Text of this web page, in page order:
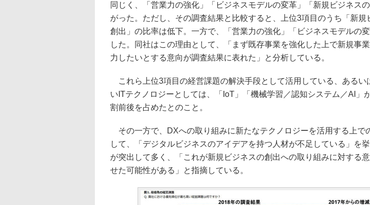
同じく、「営業力の強化」「ビジネスモデルの変革」「新規ビジネス
がった。ただし、その調査結果と比較すると、上位3項目のうち「新規
創出」の比率は低下。一方で、「営業力の強化」「ビジネスモデルの
した。同社はこの理由として、「まず既存事業を強化した上で新規事
力したいとする意向が調査結果に表れた」と分析している。
これら上位3項目の経営課題の解決手段として活用している、あるい
いITテクノロジーとしては、「IoT」「機械学習／認知システム／AI」
割前後を占めたとのこと。
その一方で、DXへの取り組みに新たなテクノロジーを活用する上で
して、「デジタルビジネスのアイデアを持つ人材が不足している」を
が突出して多く、「これが新規ビジネスの創出への取り組みに対する
せた可能性がある」と指摘している。